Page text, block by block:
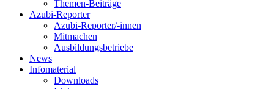
Themen-Beiträge
Azubi-Reporter
Azubi-Reporter/-innen
Mitmachen
Ausbildungsbetriebe
News
Infomaterial
Downloads